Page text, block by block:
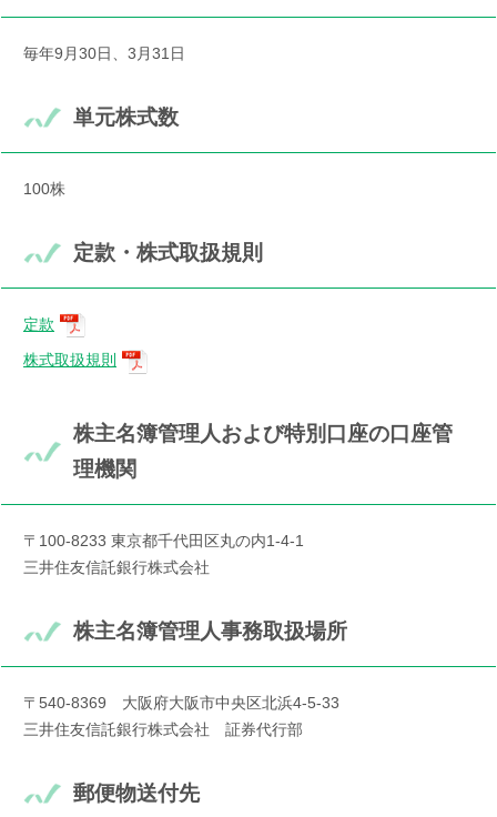
毎年9月30日、3月31日
単元株式数
100株
定款・株式取扱規則
定款
株式取扱規則
株主名簿管理人および特別口座の口座管
理機関
〒100-8233 東京都千代田区丸の内1-4-1
三井住友信託銀行株式会社
株主名簿管理人事務取扱場所
〒540-8369 大阪府大阪市中央区北浜4-5-33
三井住友信託銀行株式会社 証券代行部
郵便物送付先